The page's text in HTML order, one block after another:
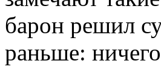
барон решил
раньше: